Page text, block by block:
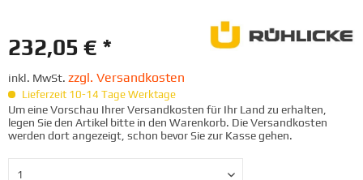
232,05 € *
inkl. MwSt. zzgl. Versandkosten
Lieferzeit 10-14 Tage Werktage
Um eine Vorschau Ihrer Versandkosten für Ihr Land zu erhalten,
legen Sie den Artikel bitte in den Warenkorb. Die Versandkosten
werden dort angezeigt, schon bevor Sie zur Kasse gehen.